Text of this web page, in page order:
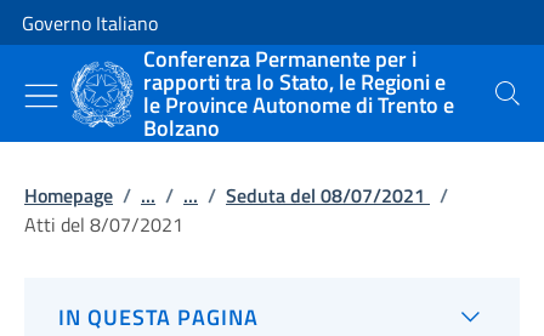
Vai al contenuto
Vai alla navigazione del sito
Governo Italiano
Conferenza Permanente per i
rapporti tra lo Stato, le Regioni e
le Province Autonome di Trento e
Bolzano
Cerca
Homepage / ... / ... / Seduta del 08/07/2021 /
Atti del 8/07/2021
IN QUESTA PAGINA